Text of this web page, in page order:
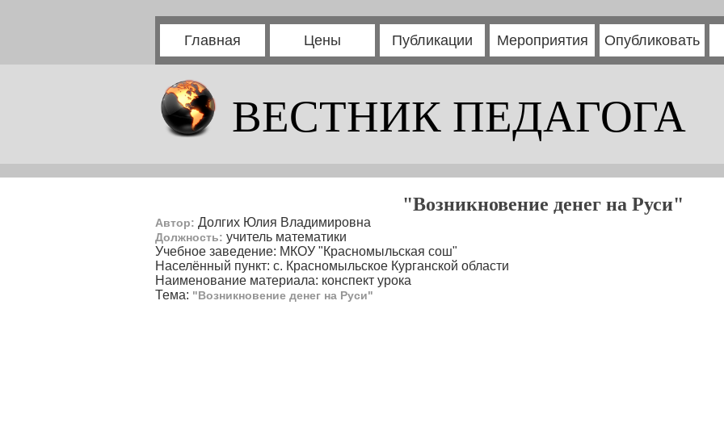
Главная Цены Публикации Мероприятия Опубликовать
ВЕСТНИК ПЕДАГОГА
"Возникновение денег на Руси"
Автор: Долгих Юлия Владимировна
Должность: учитель математики
Учебное заведение: МКОУ "Красномыльская coш"
Населённый пункт: с. Красномыльское Курганской области
Наименование материала: конспект урока
Тема: "Возникновение денег на Руси"